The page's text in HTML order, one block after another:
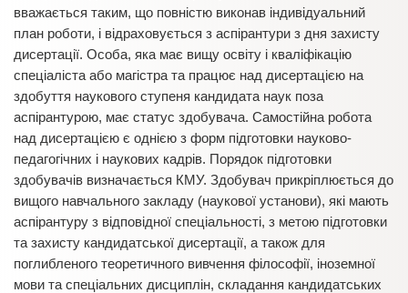
вважається таким, що повністю виконав індивідуальний
план роботи, і відраховується з аспірантури з дня захисту
дисертації. Особа, яка має вищу освіту і кваліфікацію
спеціаліста або магістра та працює над дисертацією на
здобуття наукового ступеня кандидата наук поза
аспірантурою, має статус здобувача. Самостійна робота
над дисертацією є однією з форм підготовки науково-
педагогічних і наукових кадрів. Порядок підготовки
здобувачів визначається КМУ. Здобувач прикріплюється до
вищого навчального закладу (наукової установи), які мають
аспірантуру з відповідної спеціальності, з метою підготовки
та захисту кандидатської дисертації, а також для
поглибленого теоретичного вивчення філософії, іноземної
мови та спеціальних дисциплін, складання кандидатських